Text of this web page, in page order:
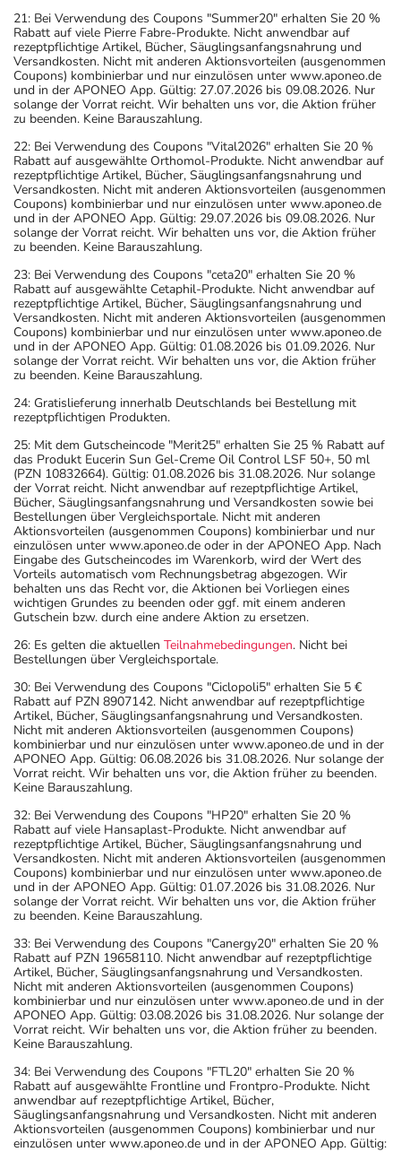
21: Bei Verwendung des Coupons "Summer20" erhalten Sie 20 %
Rabatt auf viele Pierre Fabre-Produkte. Nicht anwendbar auf
rezeptpflichtige Artikel, Bücher, Säuglingsanfangsnahrung und
Versandkosten. Nicht mit anderen Aktionsvorteilen (ausgenommen
Coupons) kombinierbar und nur einzulösen unter www.aponeo.de
und in der APONEO App. Gültig: 27.07.2026 bis 09.08.2026. Nur
solange der Vorrat reicht. Wir behalten uns vor, die Aktion früher
zu beenden. Keine Barauszahlung.
22: Bei Verwendung des Coupons "Vital2026" erhalten Sie 20 %
Rabatt auf ausgewählte Orthomol-Produkte. Nicht anwendbar auf
rezeptpflichtige Artikel, Bücher, Säuglingsanfangsnahrung und
Versandkosten. Nicht mit anderen Aktionsvorteilen (ausgenommen
Coupons) kombinierbar und nur einzulösen unter www.aponeo.de
und in der APONEO App. Gültig: 29.07.2026 bis 09.08.2026. Nur
solange der Vorrat reicht. Wir behalten uns vor, die Aktion früher
zu beenden. Keine Barauszahlung.
23: Bei Verwendung des Coupons "ceta20" erhalten Sie 20 %
Rabatt auf ausgewählte Cetaphil-Produkte. Nicht anwendbar auf
rezeptpflichtige Artikel, Bücher, Säuglingsanfangsnahrung und
Versandkosten. Nicht mit anderen Aktionsvorteilen (ausgenommen
Coupons) kombinierbar und nur einzulösen unter www.aponeo.de
und in der APONEO App. Gültig: 01.08.2026 bis 01.09.2026. Nur
solange der Vorrat reicht. Wir behalten uns vor, die Aktion früher
zu beenden. Keine Barauszahlung.
24: Gratislieferung innerhalb Deutschlands bei Bestellung mit
rezeptpflichtigen Produkten.
25: Mit dem Gutscheincode "Merit25" erhalten Sie 25 % Rabatt auf
das Produkt Eucerin Sun Gel-Creme Oil Control LSF 50+, 50 ml
(PZN 10832664). Gültig: 01.08.2026 bis 31.08.2026. Nur solange
der Vorrat reicht. Nicht anwendbar auf rezeptpflichtige Artikel,
Bücher, Säuglingsanfangsnahrung und Versandkosten sowie bei
Bestellungen über Vergleichsportale. Nicht mit anderen
Aktionsvorteilen (ausgenommen Coupons) kombinierbar und nur
einzulösen unter www.aponeo.de oder in der APONEO App. Nach
Eingabe des Gutscheincodes im Warenkorb, wird der Wert des
Vorteils automatisch vom Rechnungsbetrag abgezogen. Wir
behalten uns das Recht vor, die Aktionen bei Vorliegen eines
wichtigen Grundes zu beenden oder ggf. mit einem anderen
Gutschein bzw. durch eine andere Aktion zu ersetzen.
26: Es gelten die aktuellen Teilnahmebedingungen. Nicht bei
Bestellungen über Vergleichsportale.
30: Bei Verwendung des Coupons "Ciclopoli5" erhalten Sie 5 €
Rabatt auf PZN 8907142. Nicht anwendbar auf rezeptpflichtige
Artikel, Bücher, Säuglingsanfangsnahrung und Versandkosten.
Nicht mit anderen Aktionsvorteilen (ausgenommen Coupons)
kombinierbar und nur einzulösen unter www.aponeo.de und in der
APONEO App. Gültig: 06.08.2026 bis 31.08.2026. Nur solange der
Vorrat reicht. Wir behalten uns vor, die Aktion früher zu beenden.
Keine Barauszahlung.
32: Bei Verwendung des Coupons "HP20" erhalten Sie 20 %
Rabatt auf viele Hansaplast-Produkte. Nicht anwendbar auf
rezeptpflichtige Artikel, Bücher, Säuglingsanfangsnahrung und
Versandkosten. Nicht mit anderen Aktionsvorteilen (ausgenommen
Coupons) kombinierbar und nur einzulösen unter www.aponeo.de
und in der APONEO App. Gültig: 01.07.2026 bis 31.08.2026. Nur
solange der Vorrat reicht. Wir behalten uns vor, die Aktion früher
zu beenden. Keine Barauszahlung.
33: Bei Verwendung des Coupons "Canergy20" erhalten Sie 20 %
Rabatt auf PZN 19658110. Nicht anwendbar auf rezeptpflichtige
Artikel, Bücher, Säuglingsanfangsnahrung und Versandkosten.
Nicht mit anderen Aktionsvorteilen (ausgenommen Coupons)
kombinierbar und nur einzulösen unter www.aponeo.de und in der
APONEO App. Gültig: 03.08.2026 bis 31.08.2026. Nur solange der
Vorrat reicht. Wir behalten uns vor, die Aktion früher zu beenden.
Keine Barauszahlung.
34: Bei Verwendung des Coupons "FTL20" erhalten Sie 20 %
Rabatt auf ausgewählte Frontline und Frontpro-Produkte. Nicht
anwendbar auf rezeptpflichtige Artikel, Bücher,
Säuglingsanfangsnahrung und Versandkosten. Nicht mit anderen
Aktionsvorteilen (ausgenommen Coupons) kombinierbar und nur
einzulösen unter www.aponeo.de und in der APONEO App. Gültig: